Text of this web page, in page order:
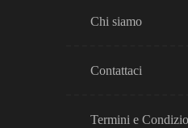
Chi siamo
Contattaci
Termini e